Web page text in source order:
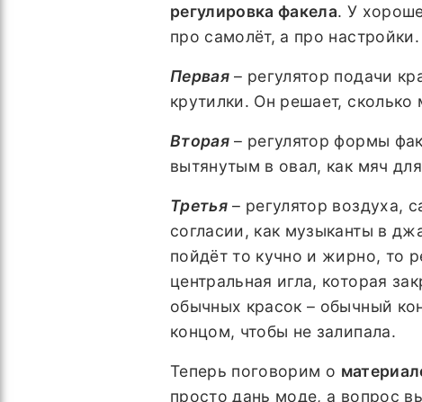
регулировка факела. У
про самолёт, а про настройки.
Первая– регулятор подачи
крутилки. Он решает,
Вторая– регулятор формы
вытянутым в овал, как мяч
Третья– регулятор воздуха,
согласии, как музыканты в
пойдёт то кучно и жирно, то
центральная игла, которая
обычных красок – обычный
концом, чтобы не залипала.
Теперь поговорим о
просто дань моде, а вопрос